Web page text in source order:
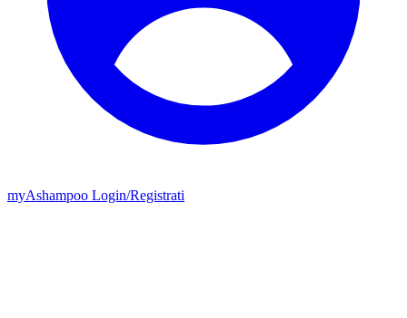
myAshampoo Login/Registrati